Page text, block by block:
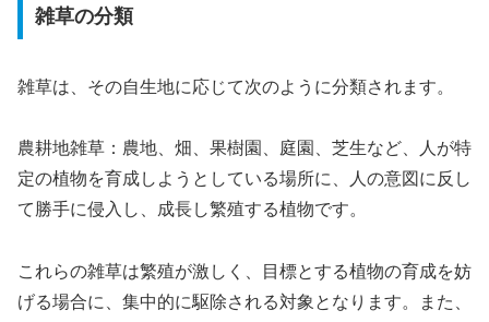
雑草の分類
雑草は、その自生地に応じて次のように分類されます。
農耕地雑草：農地、畑、果樹園、庭園、芝生など、人が特
定の植物を育成しようとしている場所に、人の意図に反し
て勝手に侵入し、成長し繁殖する植物です。
これらの雑草は繁殖が激しく、目標とする植物の育成を妨
げる場合に、集中的に駆除される対象となります。また、